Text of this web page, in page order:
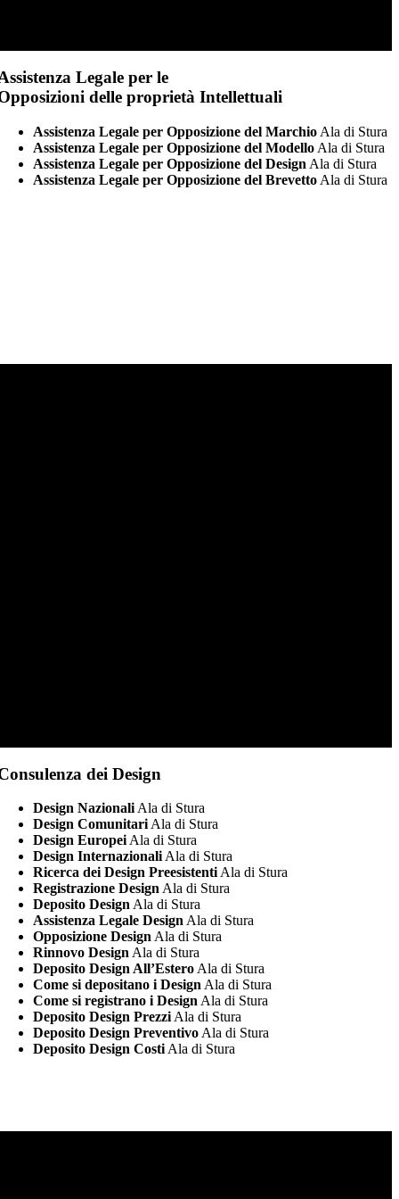
Legale per le
delle proprietà Intellettuali
Assistenza Legale per Opposizione del Marchio Ala di Stura
Assistenza Legale per Opposizione del Modello Ala di Stura
Assistenza Legale per Opposizione del Design Ala di Stura
Assistenza Legale per Opposizione del Brevetto Ala di Stura
dei Design
Design Nazionali Ala di Stura
Design Comunitari Ala di Stura
Design Europei Ala di Stura
Design Internazionali Ala di Stura
Ricerca dei Design Preesistenti Ala di Stura
Registrazione Design Ala di Stura
Deposito Design Ala di Stura
Assistenza Legale Design Ala di Stura
Opposizione Design Ala di Stura
Rinnovo Design Ala di Stura
Deposito Design All’Estero Ala di Stura
Come si depositano i Design Ala di Stura
Come si registrano i Design Ala di Stura
Deposito Design Prezzi Ala di Stura
Deposito Design Preventivo Ala di Stura
Deposito Design Costi Ala di Stura